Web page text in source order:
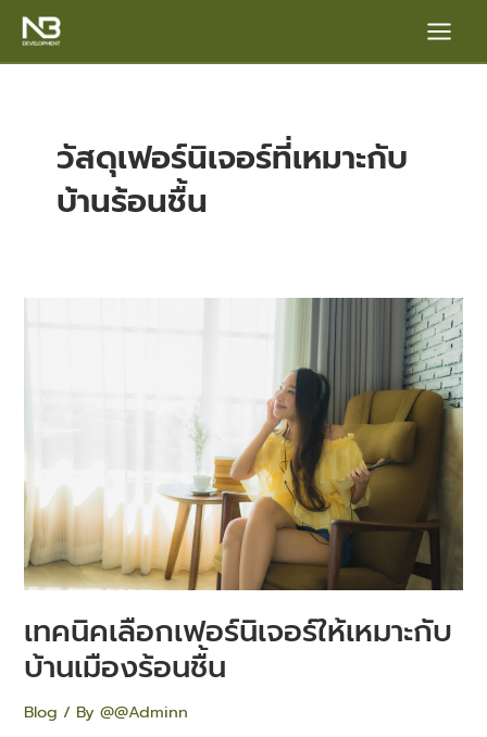
Main
Menu
วัสดุเฟอร์นิเจอร์ที่เหมาะกับ
บ้านร้อนชื้น
เทคนิคเลือกเฟอร์นิเจอร์ให้เหมาะกับ
บ้านเมืองร้อนชื้น
Blog / By@@Adminn
ร้อน
ชื้น